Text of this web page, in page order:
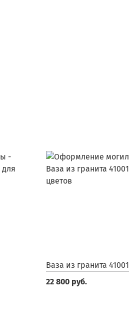
Ваза из гранита 41001
22 800 руб.